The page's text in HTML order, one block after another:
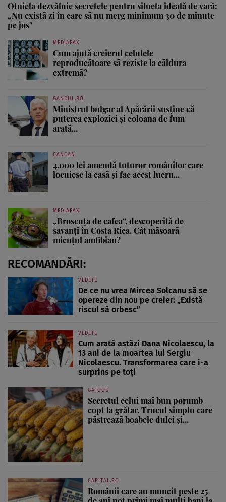
Otniela dezvăluie secretele pentru silueta ideală de vară:
„Nu există zi în care să nu merg minimum 30 de minute
pe jos"
MEDIAFAX
Cum ajută creierul celulele
reproducătoare să reziste la căldura
extremă?
GANDUL.RO
Ministrul bulgar al Apărării susține că
puterea exploziei și coloana de fum
arată...
CANCAN
4.000 lei amendă tuturor românilor care
locuiesc la casă și fac acest lucru...
MEDIAFAX
„Broscuța de cafea”, descoperită de
savanți în Costa Rica. Cât măsoară
micuțul amfibian?
RECOMANDĂRI:
VEDETE
De ce nu vrea Mircea Solcanu să se
opereze din nou pe creier: „Există
riscul să orbesc”
VEDETE
Cum arată astăzi Dana Nicolaescu, la
13 ani de la moartea lui Sergiu
Nicolaescu. Transformarea care i-a
surprins pe toți
G4FOOD
Secretul celui mai bun porumb
copt la grătar. Trucul simplu care
păstrează boabele dulci și...
CAPITAL.RO
Românii care au muncit peste 25